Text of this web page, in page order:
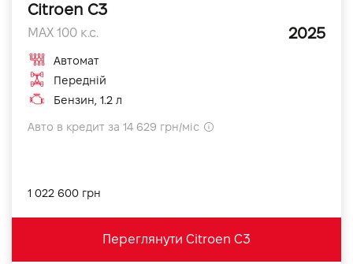
Citroen C3
MAX 100 к.с. 2025
Автомат
Передній
Бензин, 1.2 л
Авто в кредит за 14 629 грн/міс
1 022 600 грн
Переглянути Citroen C3